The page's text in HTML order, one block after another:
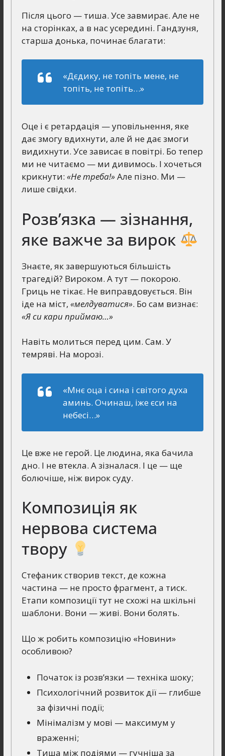
Після цього — тиша. Усе завмирає. Але не
на сторінках, а в нас усередині. Гандзуня,
старша донька, починає благати:
«Дєдику, не топіть мене, не
топіть, не топіть…»
Оце і є ретардація — уповільнення, яке
дає змогу вдихнути, але й не дає змоги
видихнути. Усе зависає в повітрі. Бо тепер
ми не читаємо — ми дивимось. І хочеться
крикнути: «Не треба!»Але пізно. Ми —
лише свідки.
Розв’язка — зізнання,
яке важче за вирок
Знаєте, як завершуються більшість
трагедій? Вироком. А тут — покорою.
Гриць не тікає. Не виправдовується. Він
іде на міст, «мелдуватися». Бо сам визнає:
«Я си кари приймаю…»
Навіть молиться перед цим. Сам. У
темряві. На морозі.
«Мнє оца і сина і світого духа
аминь. Очинаш, іже єси на
небесі…»
Це вже не герой. Це людина, яка бачила
дно. І не втекла. А зізналася. І це — ще
болючіше, ніж вирок суду.
Композиція як
нервова система
твору
Стефаник створив текст, де кожна
частина — не просто фрагмент, а тиск.
Етапи композиції тут не схожі на шкільні
шаблони. Вони — живі. Вони болять.
Що ж робить композицію «Новини»
особливою?
Початок із розв’язки — техніка шоку;
Психологічний розвиток дії — глибше
за фізичні події;
Мінімалізм у мові — максимум у
враженні;
Тиша між подіями — гучніша за